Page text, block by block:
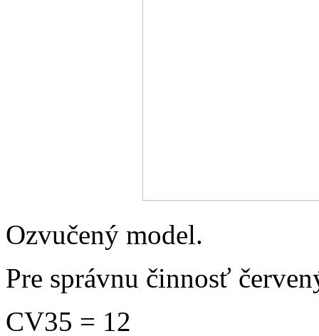
Ozvučený model.
Pre správnu činnosť
CV35 = 12